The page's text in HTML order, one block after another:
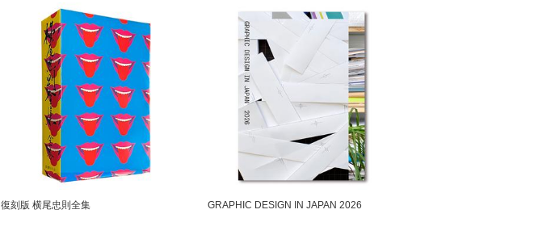
復刻版 横尾忠則全集 GRAPHIC DESIGN IN JAPAN 2026